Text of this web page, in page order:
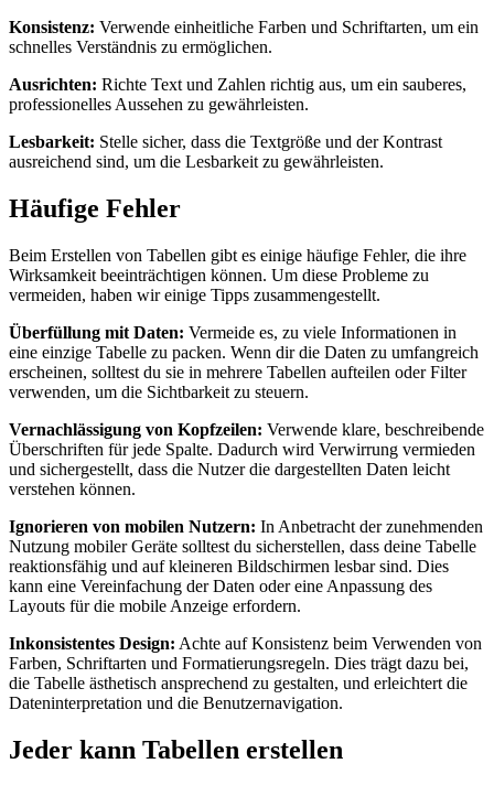
Konsistenz: Verwende einheitliche Farben und Schriftarten, um ein
schnelles Verständnis zu ermöglichen.
Ausrichten: Richte Text und Zahlen richtig aus, um ein sauberes,
professionelles Aussehen zu gewährleisten.
Lesbarkeit: Stelle sicher, dass die Textgröße und der Kontrast
ausreichend sind, um die Lesbarkeit zu gewährleisten.
Häufige Fehler
Beim Erstellen von Tabellen gibt es einige häufige Fehler, die ihre
Wirksamkeit beeinträchtigen können. Um diese Probleme zu
vermeiden, haben wir einige Tipps zusammengestellt.
Überfüllung mit Daten: Vermeide es, zu viele Informationen in
eine einzige Tabelle zu packen. Wenn dir die Daten zu umfangreich
erscheinen, solltest du sie in mehrere Tabellen aufteilen oder Filter
verwenden, um die Sichtbarkeit zu steuern.
Vernachlässigung von Kopfzeilen: Verwende klare, beschreibende
Überschriften für jede Spalte. Dadurch wird Verwirrung vermieden
und sichergestellt, dass die Nutzer die dargestellten Daten leicht
verstehen können.
Ignorieren von mobilen Nutzern: In Anbetracht der zunehmenden
Nutzung mobiler Geräte solltest du sicherstellen, dass deine Tabelle
reaktionsfähig und auf kleineren Bildschirmen lesbar sind. Dies
kann eine Vereinfachung der Daten oder eine Anpassung des
Layouts für die mobile Anzeige erfordern.
Inkonsistentes Design: Achte auf Konsistenz beim Verwenden von
Farben, Schriftarten und Formatierungsregeln. Dies trägt dazu bei,
die Tabelle ästhetisch ansprechend zu gestalten, und erleichtert die
Dateninterpretation und die Benutzernavigation.
Jeder kann Tabellen erstellen